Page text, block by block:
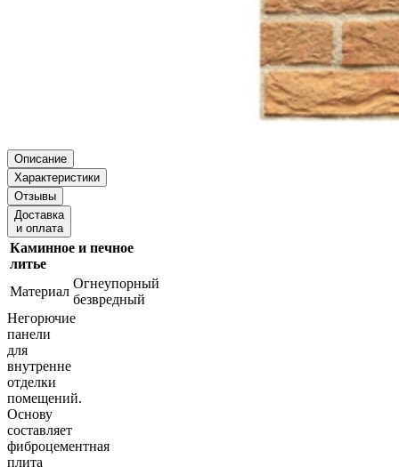
Описание
Характеристики
Отзывы
Доставка
и оплата
Каминное и печное
литье
Материал
Огнеупорный
безвредный
Негорючие
панели
для
внутренне
отделки
помещений.
Основу
составляет
фиброцементная
плита